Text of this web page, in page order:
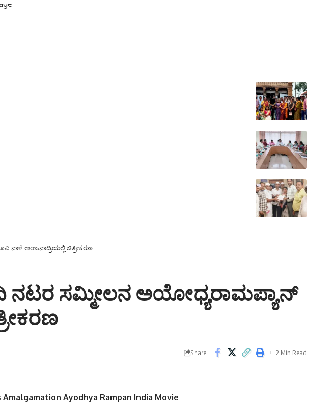
ನಾಳೆ ಅಂಜನಾದ್ರಿಯಲ್ಲಿ ಚಿತ್ರೀಕರಣ
ನಟರ ಸಮ್ಮೀಲನ ಅಯೋಧ್ಯರಾಮಪ್ಯಾನ್
Share 2 Min Read
Ayodhya Rampan India Movie